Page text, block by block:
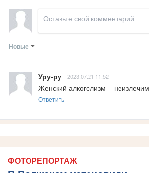
Новые
Уру-ру 2023.07.21 11:52
Женский алкоголизм -  неизлечим
Ответить
ФОТОРЕПОРТАЖ